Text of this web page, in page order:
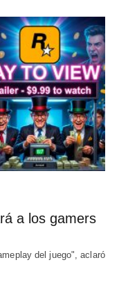
a los gamers
del juego", aclaró